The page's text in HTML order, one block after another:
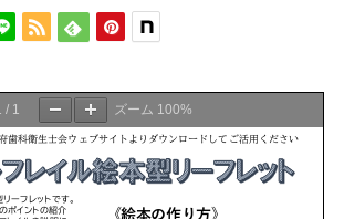
/ 1 ズーム 100%